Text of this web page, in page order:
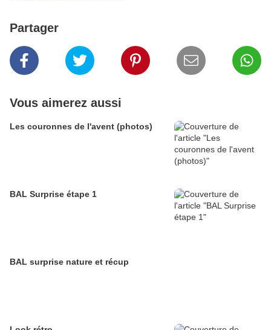
Partager
Vous aimerez aussi
Les couronnes de l'avent (photos)
BAL Surprise étape 1
BAL surprise nature et récup